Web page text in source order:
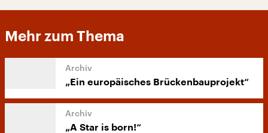
Mehr zum Thema
„Ein europäisches Brückenbauprojekt“
„A Star is born!“